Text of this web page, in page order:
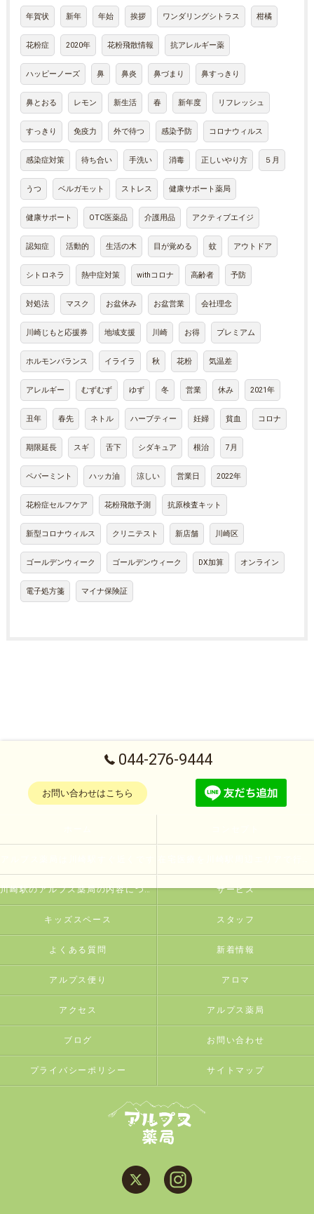
年賀状 新年 年始 挨拶 ワンダリングシトラス 柑橘
花粉症 2020年 花粉飛散情報 抗アレルギー薬
ハッピーノーズ 鼻 鼻炎 鼻づまり 鼻すっきり
鼻とおる レモン 新生活 春 新年度 リフレッシュ
すっきり 免疫力 外で待つ 感染予防 コロナウィルス
感染症対策 待ち合い 手洗い 消毒 正しいやり方 ５月
うつ ベルガモット ストレス 健康サポート薬局
健康サポート OTC医薬品 介護用品 アクティブエイジ
認知症 活動的 生活の木 目が覚める 蚊 アウトドア
シトロネラ 熱中症対策 withコロナ 高齢者 予防
対処法 マスク お盆休み お盆営業 会社理念
川崎じもと応援券 地域支援 川崎 お得 プレミアム
ホルモンバランス イライラ 秋 花粉 気温差
アレルギー むずむず ゆず 冬 営業 休み 2021年
丑年 春先 ネトル ハーブティー 妊婦 貧血 コロナ
期限延長 スギ 舌下 シダキュア 根治 7月
ペパーミント ハッカ油 涼しい 営業日 2022年
花粉症セルフケア 花粉飛散予測 抗原検査キット
新型コロナウィルス クリニテスト 新店舗 川崎区
ゴールデンウィーク ゴールデンウィーク DX加算 オンライン
電子処方箋 マイナ保険証
044-276-9444
お問い合わせはこちら
川崎駅のアルプス薬局の内容について サービス
キッズスペース スタッフ
よくある質問 新着情報
アルプス便り アロマ
アクセス アルプス薬局
ブログ お問い合わせ
プライバシーポリシー サイトマップ